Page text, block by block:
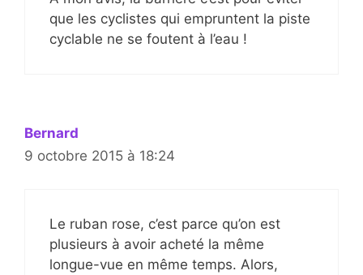
que les cyclistes qui empruntent la piste
cyclable ne se foutent à l’eau !
Bernard
9 octobre 2015 à 18:24
Le ruban rose, c’est parce qu’on est
plusieurs à avoir acheté la même
longue-vue en même temps. Alors,